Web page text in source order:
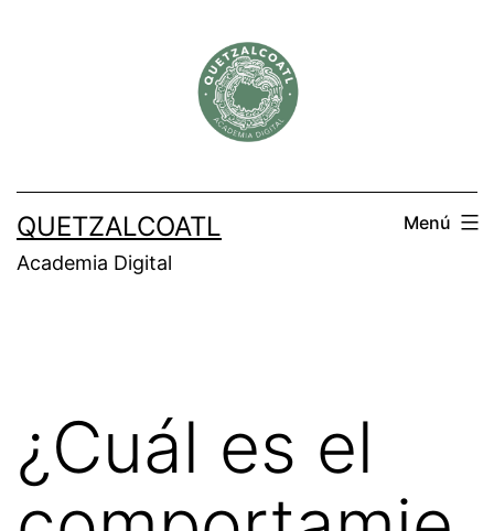
QUETZALCOATL
Academia Digital
Menú
¿Cuál es el